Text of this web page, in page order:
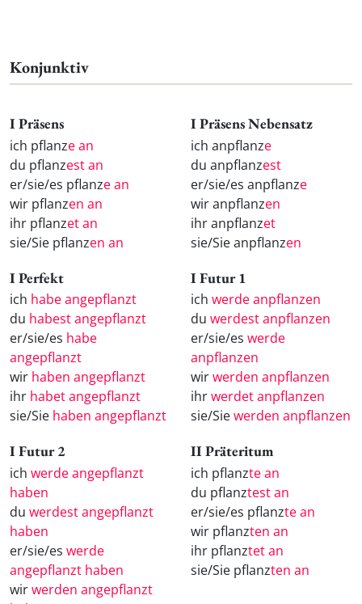
Konjunktiv
I Präsens
ich pflanze an
du pflanzest an
er/sie/es pflanze an
wir pflanzen an
ihr pflanzet an
sie/Sie pflanzen an
I Präsens Nebensatz
ich anpflanze
du anpflanzest
er/sie/es anpflanze
wir anpflanzen
ihr anpflanzet
sie/Sie anpflanzen
I Perfekt
ich habe angepflanzt
du habest angepflanzt
er/sie/es habe
angepflanzt
wir haben angepflanzt
ihr habet angepflanzt
sie/Sie haben angepflanzt
I Futur 1
ich werde anpflanzen
du werdest anpflanzen
er/sie/es werde
anpflanzen
wirwerden anpflanzen
ihrwerdet anpflanzen
sie/Siewerden anpflanzen
I Futur 2
ich werde angepflanzt
haben
du werdest angepflanzt
haben
er/sie/es werde
angepflanzt haben
wirwerden angepflanzt
II Präteritum
ich pflanzte an
du pflanztest an
er/sie/es pflanzte an
wir pflanzten an
ihr pflanztet an
sie/Sie pflanzten an